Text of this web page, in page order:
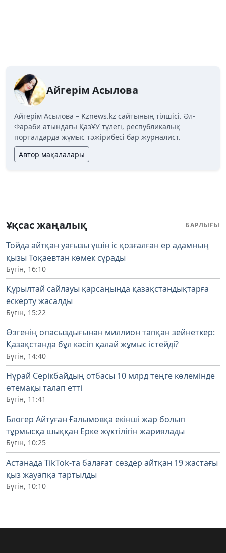
Айгерім Асылова
Айгерім Асылова – Kznews.kz сайтының тілшісі. Әл-
Фараби атындағы ҚазҰУ түлегі, республикалық
порталдарда жұмыс тәжірибесі бар журналист.
Автор мақалалары
Ұқсас жаңалық БАРЛЫҒЫ
Тойда айтқан уағызы үшін іс қозғалған ер адамның
қызы Тоқаевтан көмек сұрады
Бүгін, 16:10
Құрылтай сайлауы қарсаңында қазақстандықтарға
ескерту жасалды
Бүгін, 15:22
Өзгенің опасыздығынан миллион тапқан зейнеткер:
Қазақстанда бұл кәсіп қалай жұмыс істейді?
Бүгін, 14:40
Нұрай Серікбайдың отбасы 10 млрд теңге көлемінде
өтемақы талап етті
Бүгін, 11:41
Блогер Айтуған Ғалымовқа екінші жар болып
тұрмысқа шыққан Ерке жүктілігін жариялады
Бүгін, 10:25
Астанада TikTok-та балағат сөздер айтқан 19 жастағы
қыз жауапқа тартылды
Бүгін, 10:10